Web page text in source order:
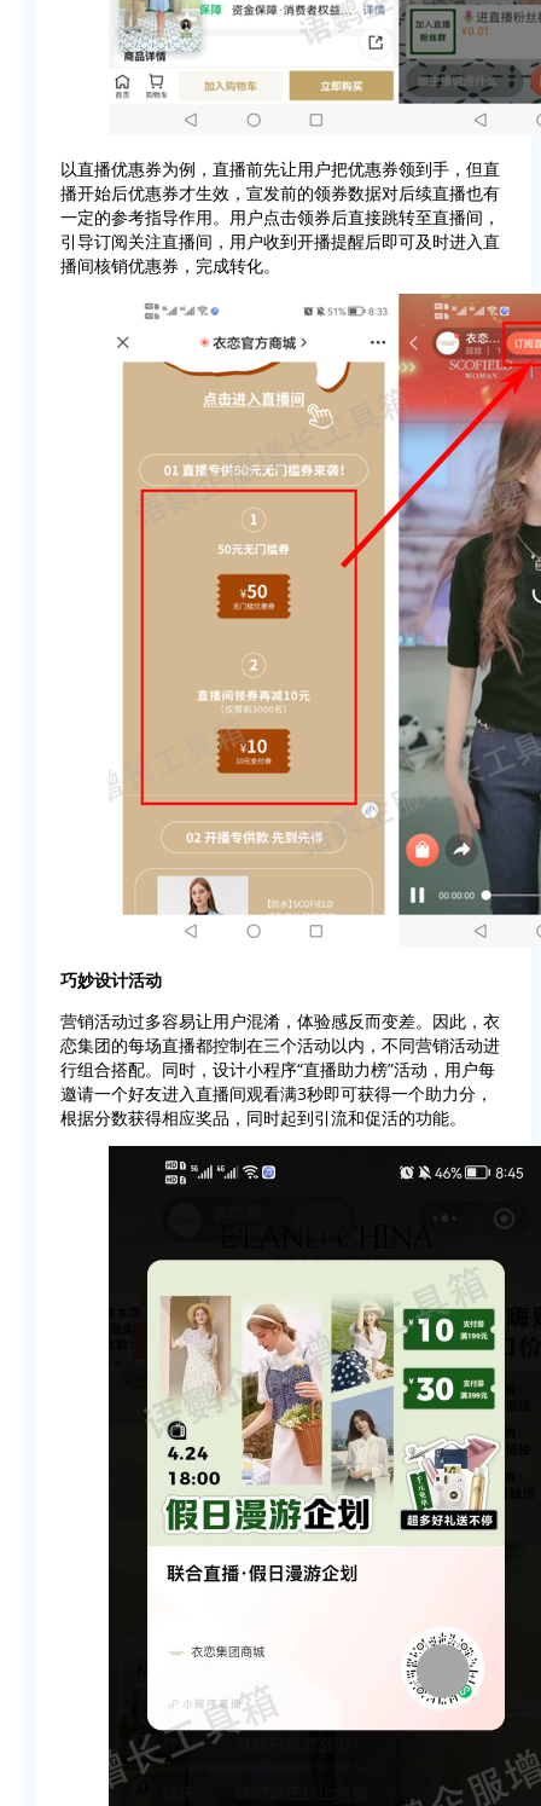
以直播优惠券为例，直播前先让用户把优惠券领到手，但直
播开始后优惠券才生效，宣发前的领券数据对后续直播也有
一定的参考指导作用。用户点击领券后直接跳转至直播间，
引导订阅关注直播间，用户收到开播提醒后即可及时进入直
播间核销优惠券，完成转化。
巧妙设计活动
营销活动过多容易让用户混淆，体验感反而变差。因此，衣
恋集团的每场直播都控制在三个活动以内，不同营销活动进
行组合搭配。同时，设计小程序“直播助力榜”活动，用户每
邀请一个好友进入直播间观看满3秒即可获得一个助力分，
根据分数获得相应奖品，同时起到引流和促活的功能。